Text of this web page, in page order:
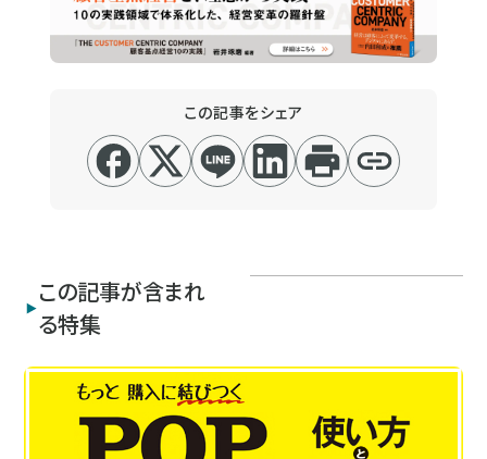
この記事をシェア
この記事が含まれ
る特集